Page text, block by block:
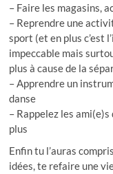
– Faire les magasins,
– Reprendre une
sport (et en plus c’est
impeccable mais
plus à cause de la
– Apprendre un
danse
– Rappelez les ami(e)s
plus
Enfin tu l’auras
idées, te refaire une